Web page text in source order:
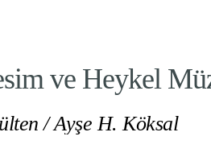
ve Heykel
/Ayşe H. Köksal